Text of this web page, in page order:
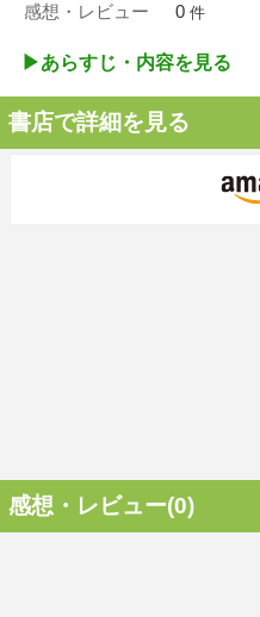
感想・レビュー 0 件
▶︎あらすじ・内容を見る
書店で詳細を見る
感想・レビュー(0)